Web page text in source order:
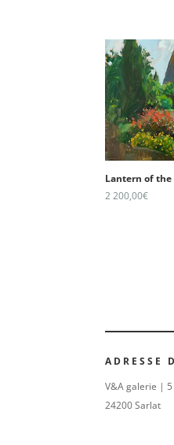
Lantern of the
2 200,00€
ADRESSE
V&A galerie |
24200 Sarlat